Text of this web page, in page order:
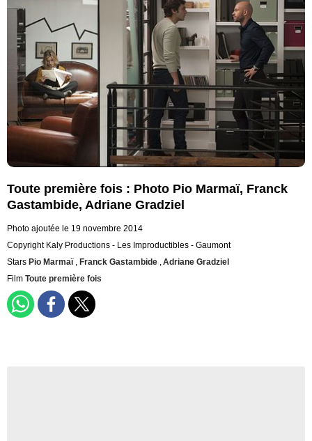
Toute première fois : Photo Pio Marmaï, Franck
Gastambide, Adriane Gradziel
Photo ajoutée le 19 novembre 2014
Copyright Kaly Productions - Les Improductibles - Gaumont
Stars Pio Marmaï , Franck Gastambide ,Adriane Gradziel
Film Toute première fois